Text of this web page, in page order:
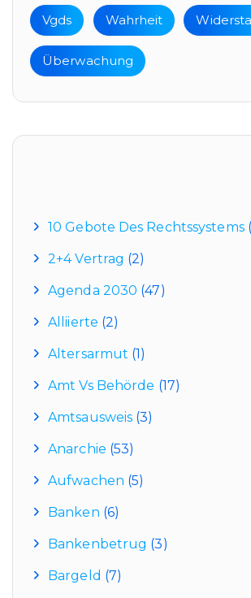
Vgds Wahrheit
Überwachung
10 Gebote Des Rechtssystems
2+4 Vertrag (2)
Agenda 2030 (47)
Alliierte (2)
Altersarmut (1)
Amt Vs Behörde (17)
Amtsausweis (3)
Anarchie (53)
Aufwachen (5)
Banken (6)
Bankenbetrug (3)
Bargeld (7)